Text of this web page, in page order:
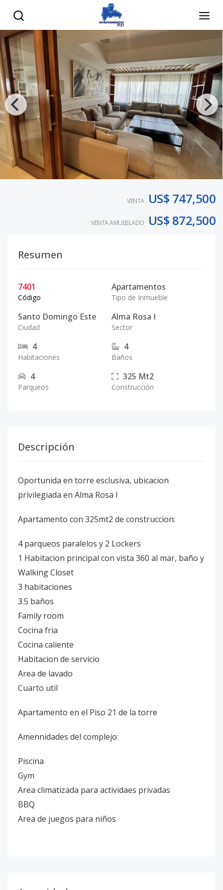
VENTA US$ 747,500
VENTA AMUEBLADO US$ 872,500
Resumen
7401
Código
Apartamentos
Tipo de Inmueble
Santo Domingo Este
Ciudad
Alma Rosa I
Sector
4
Habitaciones
4
Baños
4
Parqueos
325 Mt2
Construcción
Descripción
Oportunida en torre esclusiva, ubicacion
privilegiada en Alma Rosa I
Apartamento con 325mt2 de construccion:
4 parqueos paralelos y 2 Lockers
1 Habitacion principal con vista 360 al mar, baño y
Walking Closet
3 habitaciones
3.5 baños
Family room
Cocina fria
Cocina caliente
Habitacion de servicio
Area de lavado
Cuarto util
Apartamento en el Piso 21 de la torre
Amennidades del complejo:
Piscina
Gym
Area climatizada para actividaes privadas
BBQ
Area de juegos para niños